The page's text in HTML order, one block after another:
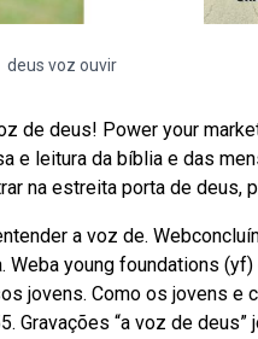
deus voz ouvir
de deus! Power your
e leitura da bíblia e das
na estreita porta de deus,
a voz de.
Weba young foundations
jovens. Como os jovens e
Gravações “a voz de deus”